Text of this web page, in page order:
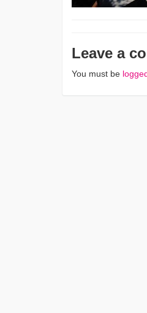
Leave a
You must be